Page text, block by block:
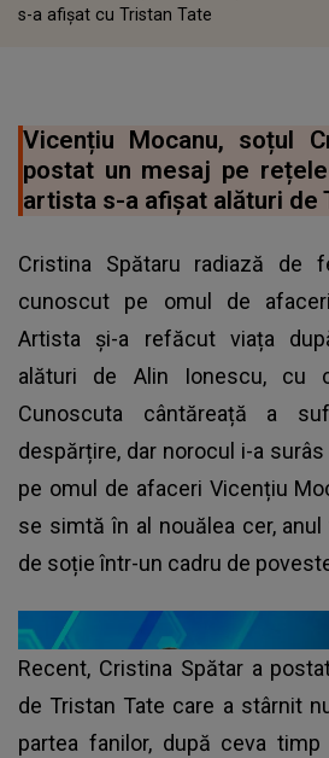
s-a afișat cu Tristan Tate
Vicențiu Mocanu, soțul
postat un mesaj pe
artista s-a afișat alături de
Cristina Spătaru radiază de
cunoscut pe omul de
Artista și-a refăcut viața
alături de Alin Ionescu, cu
Cunoscuta cântăreață a
despărțire, dar norocul i-a
pe omul de afaceri Vicențiu
se simtă în al nouălea cer,
de soție într-un cadru de
Recent, Cristina Spătar a
de Tristan Tate care a stârnit
partea fanilor, după ceva